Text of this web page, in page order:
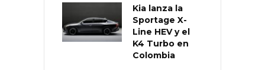
Kia lanza la
Sportage X-
Line HEV y el
K4 Turbo en
Colombia